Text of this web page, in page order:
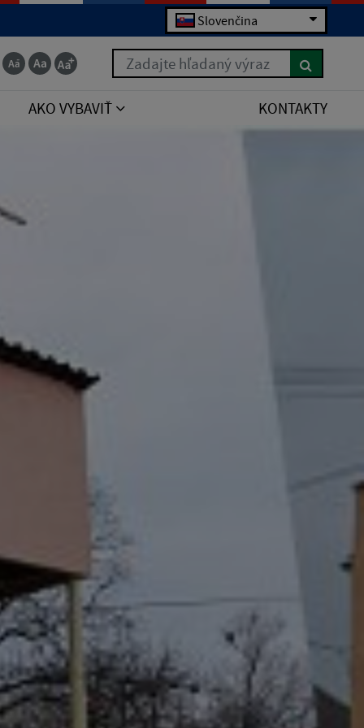
Slovenčina
Zadajte hľadaný výraz
AKO VYBAVIŤ KONTAKTY